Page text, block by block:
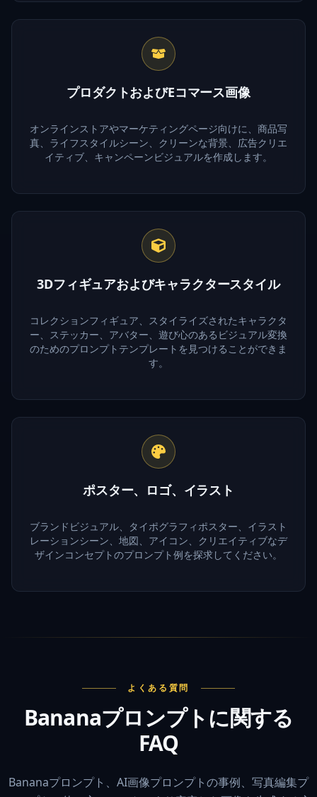
プロダクトおよびEコマース画像
オンラインストアやマーケティングページ向けに、商品写
真、ライフスタイルシーン、クリーンな背景、広告クリエ
イティブ、キャンペーンビジュアルを作成します。
3Dフィギュアおよびキャラクタースタイル
コレクションフィギュア、スタイライズされたキャラクタ
ー、ステッカー、アバター、遊び心のあるビジュアル変換
のためのプロンプトテンプレートを見つけることができま
す。
ポスター、ロゴ、イラスト
ブランドビジュアル、タイポグラフィポスター、イラスト
レーションシーン、地図、アイコン、クリエイティブなデ
ザインコンセプトのプロンプト例を探求してください。
よくある質問
Bananaプロンプトに関する
FAQ
Bananaプロンプト、AI画像プロンプトの事例、写真編集プ